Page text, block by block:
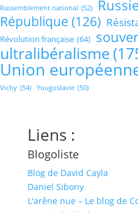
Rassemblement national (52)
République (126)
Révolution française (64)
ultralibéralisme
Union
Vichy (54) Yougoslavie (50)
Liens :
Blogoliste
Blog de David Cayla
Daniel Sibony
L'arêne nue – Le blog de